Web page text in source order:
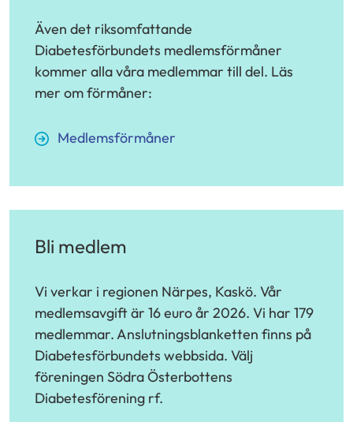
ikkunaan,
siirryt
toiseen
palveluun)
Även det riksomfattande
Diabetesförbundets medlemsförmåner
kommer alla våra medlemmar till del. Läs
mer om förmåner:
Medlemsförmåner
Bli medlem
Vi verkar i regionen Närpes, Kaskö. Vår
medlemsavgift är 16 euro år 2026. Vi har 179
medlemmar. Anslutningsblanketten finns på
Diabetesförbundets webbsida. Välj
föreningen Södra Österbottens
Diabetesförening rf.